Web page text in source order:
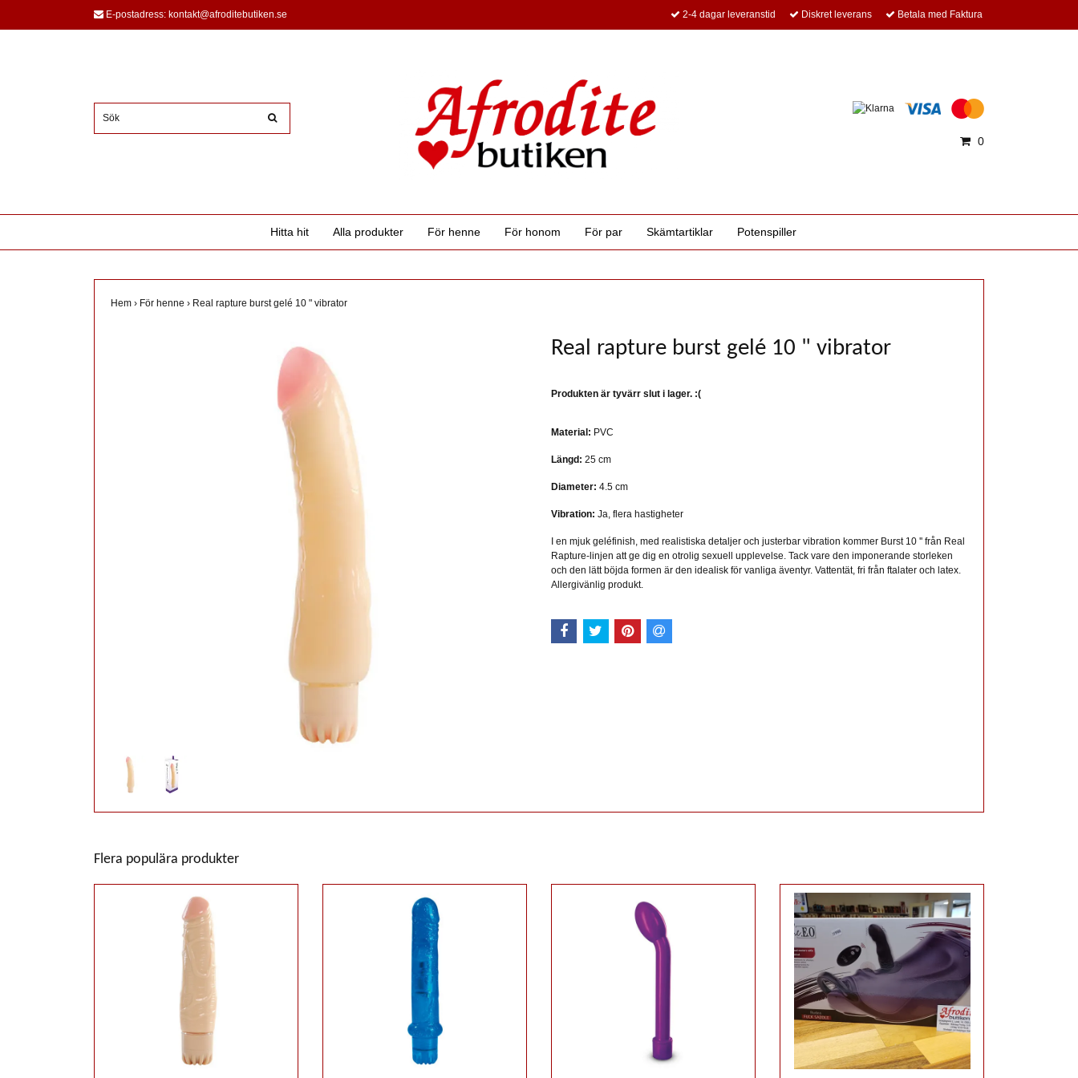
E-postadress: kontakt@afroditebutiken.se 2-4 dagar leveranstid Diskret leverans Betala med Faktura
0
Hitta hit Alla produkter För henne För honom För par Skämtartiklar Potenspiller
Hem › För henne › Real rapture burst gelé 10 " vibrator
Real rapture burst gelé 10 " vibrator
Produkten är tyvärr slut i lager. :(
Material: PVC
Längd: 25 cm
Diameter: 4.5 cm
Vibration: Ja, flera hastigheter
I en mjuk geléfinish, med realistiska detaljer och justerbar vibration kommer Burst 10 '' från Real
Rapture-linjen att ge dig en otrolig sexuell upplevelse. Tack vare den imponerande storleken
och den lätt böjda formen är den idealisk för vanliga äventyr. Vattentät, fri från ftalater och latex.
Allergivänlig produkt.
Flera populära produkter